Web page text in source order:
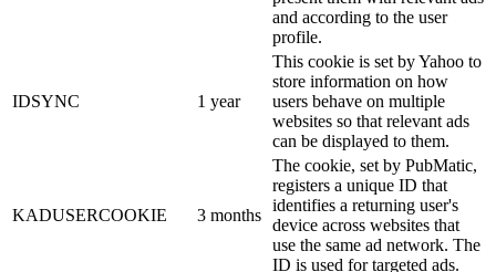
and according to the user
profile.
IDSYNC 1 year
This cookie is set by Yahoo to
store information on how
users behave on multiple
websites so that relevant ads
can be displayed to them.
KADUSERCOOKIE 3 months
The cookie, set by PubMatic,
registers a unique ID that
identifies a returning user's
device across websites that
use the same ad network. The
ID is used for targeted ads.